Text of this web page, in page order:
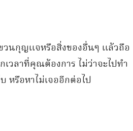
วนกุญแจหรือสิ่งของอื่นๆ แล้วถือ
วลาที่คุณต้องการ ไม่ว่าจะไปทำ
หรือหาไม่เจออีกต่อไป